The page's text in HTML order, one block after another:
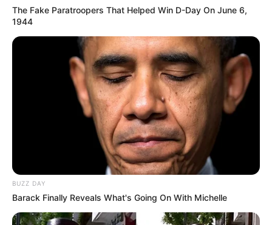
The Fake Paratroopers That Helped Win D-Day On June 6,
1944
BUZZ DAY
Barack Finally Reveals What's Going On With Michelle